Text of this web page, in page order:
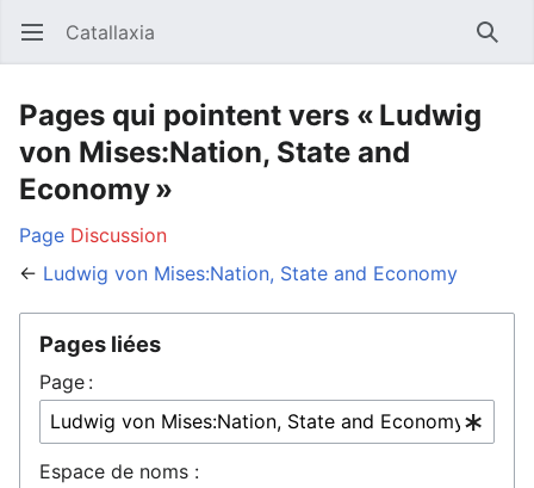
Ouvrir le menu principal Catallaxia
Pages qui pointent vers « Ludwig
von Mises:Nation, State and
Economy »
Page Discussion
← Ludwig von Mises:Nation, State and Economy
Pages liées
Page :
Espace de noms :